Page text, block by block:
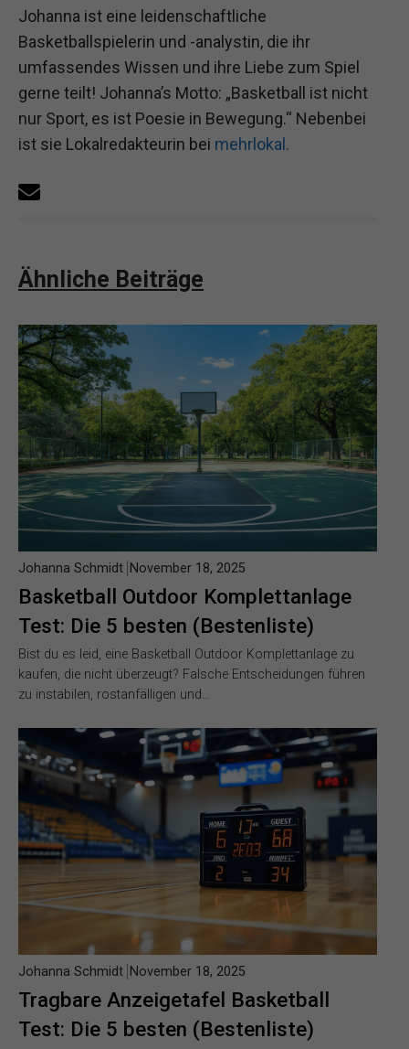
Johanna ist eine leidenschaftliche
Basketballspielerin und -analystin, die ihr
umfassendes Wissen und ihre Liebe zum Spiel
gerne teilt! Johanna’s Motto: „Basketball ist nicht
nur Sport, es ist Poesie in Bewegung.“ Nebenbei
ist sie Lokalredakteurin bei mehrlokal.
Ähnliche Beiträge
Basketball Outdoor Komplettanlage
Test: Die 5 besten (Bestenliste)
Johanna Schmidt November 18, 2025
Bist du es leid, eine Basketball Outdoor Komplettanlage zu
kaufen, die nicht überzeugt? Falsche Entscheidungen führen
zu instabilen, rostanfälligen und…
Tragbare Anzeigetafel Basketball
Test: Die 5 besten (Bestenliste)
Johanna Schmidt November 18, 2025